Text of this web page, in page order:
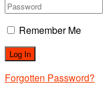
Remember Me
Forgotten Password?